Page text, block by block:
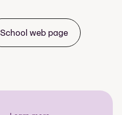
School web page